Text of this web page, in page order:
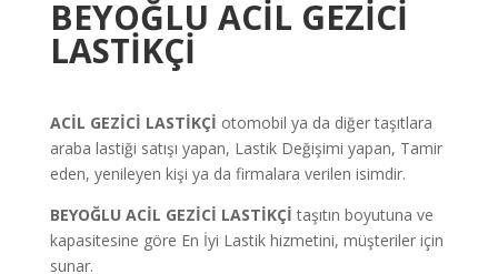
BEYOĞLU ACİL GEZİCİ
LASTİKÇİ
ACİL GEZİCİ LASTİKÇİ otomobil ya da diğer taşıtlara
araba lastiği satışı yapan, Lastik Değişimi yapan, Tamir
eden, yenileyen kişi ya da firmalara verilen isimdir.
BEYOĞLU ACİL GEZİCİ LASTİKÇİtaşıtın boyutuna ve
kapasitesine göre En İyi Lastik hizmetini, müşteriler için
sunar.